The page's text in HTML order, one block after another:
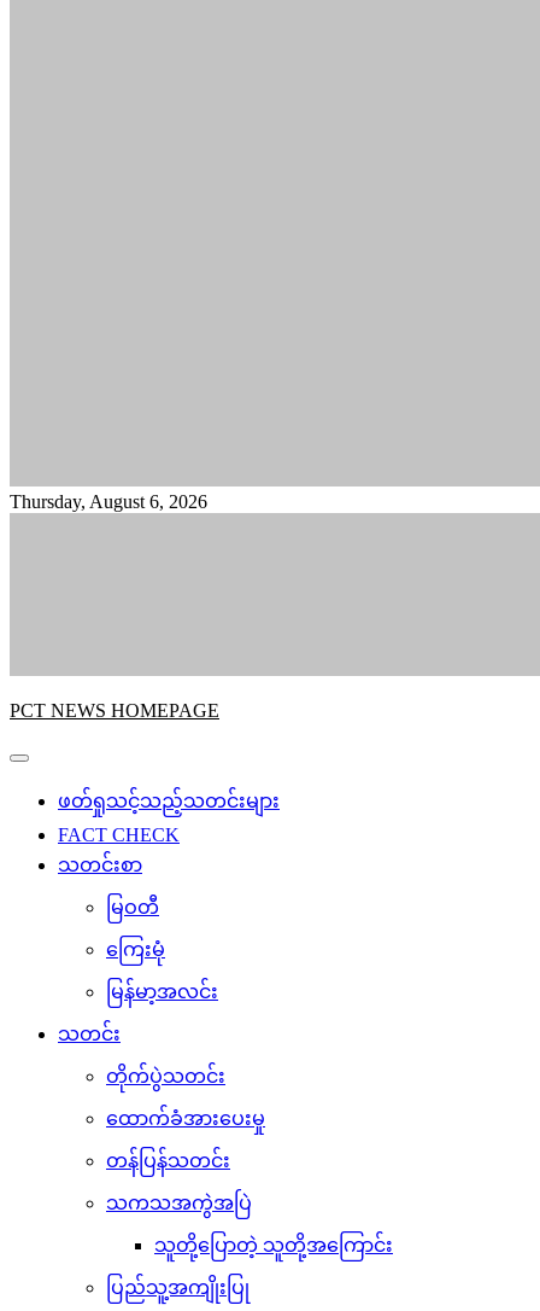
Thursday, August 6, 2026
PCT NEWS HOMEPAGE
ဖတ်ရှုသင့်သည့်သတင်းများ
FACT CHECK
သတင်းစာ
မြဝတီ
ကြေးမုံ
မြန်မာ့အလင်း
သတင်း
တိုက်ပွဲသတင်း
ထောက်ခံအားပေးမှု
တန်ပြန်သတင်း
သကသအကွဲအပြဲ
သူတို့ပြောတဲ့ သူတို့အကြောင်း
ပြည်သူ့အကျိုးပြု